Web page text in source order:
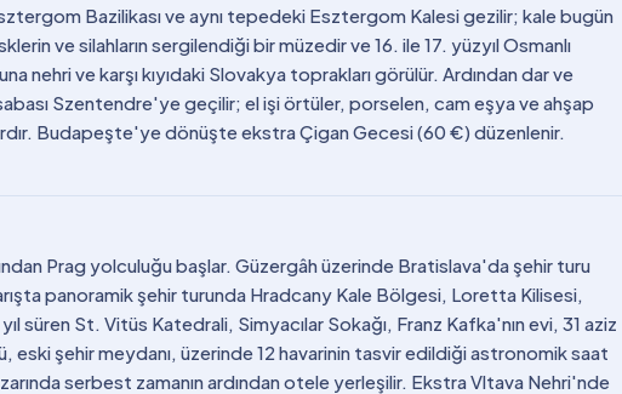
Bazilikası ve aynı tepedeki Esztergom Kalesi gezilir; kale bugün
ve silahların sergilendiği bir müzedir ve 16. ile 17. yüzyıl Osmanlı
nehri ve karşı kıyıdaki Slovakya toprakları görülür. Ardından dar ve
Szentendre'ye geçilir; el işi örtüler, porselen, cam eşya ve ahşap
Budapeşte'ye dönüşte ekstra Çigan Gecesi (60 €) düzenlenir.
Prag yolculuğu başlar. Güzergâh üzerinde Bratislava'da şehir turu
panoramik şehir turunda Hradcany Kale Bölgesi, Loretta Kilisesi,
yıl süren St. Vitüs Katedrali, Simyacılar Sokağı, Franz Kafka'nın evi, 31 aziz
eski şehir meydanı, üzerinde 12 havarinin tasvir edildiği astronomik saat
serbest zamanın ardından otele yerleşilir. Ekstra Vltava Nehri'nde